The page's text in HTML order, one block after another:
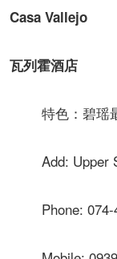
瓦列霍酒店
特色：碧瑶最
Add: Upper
Phone: 074-